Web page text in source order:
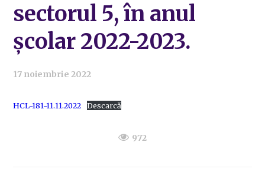
sectorul 5, în anul
şcolar 2022-2023.
17 noiembrie 2022
HCL-181-11.11.2022 Descarcă
972